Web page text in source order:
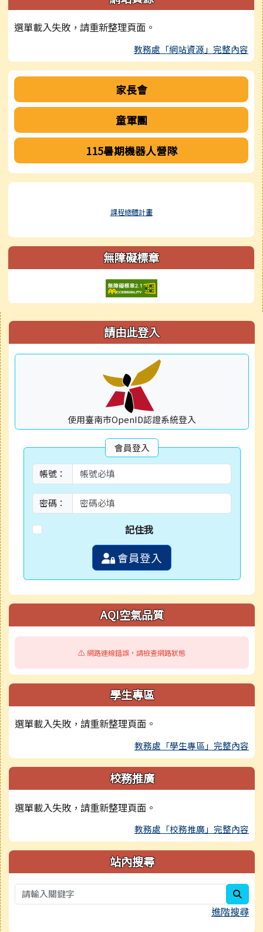
選單載入失敗，請重新整理頁面。
教務處「網站資源」完整內容
家長會
童軍團
115暑期機器人營隊
課程總體計畫
無障礙標章
右邊區域內容 請由此登入
使用臺南市OpenID認證系統登入
會員登入
帳號：
密碼：
記住我
會員登入
AQI空氣品質
⚠️ 網路連線錯誤，請檢查網路狀態
學生專區
選單載入失敗，請重新整理頁面。
教務處「學生專區」完整內容
校務推廣
選單載入失敗，請重新整理頁面。
教務處「校務推廣」完整內容
站內搜尋
進階搜尋